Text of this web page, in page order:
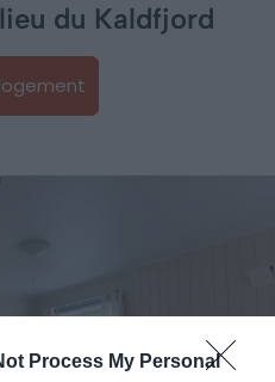
Process My Personal
du Kaldfjord